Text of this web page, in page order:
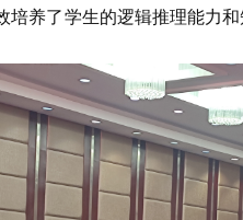
培养了学生的逻辑推理能力